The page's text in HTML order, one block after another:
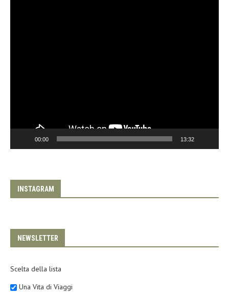
00:00 13:32
INSTAGRAM
NEWSLETTER
Scelta della lista
Una Vita di Viaggi